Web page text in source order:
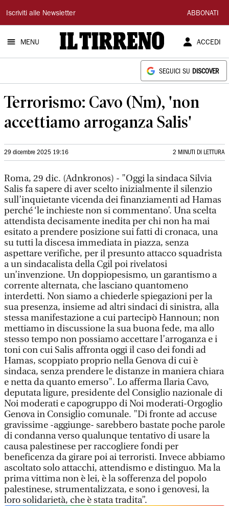
Il
Tirreno
Iscriviti alle Newsletter ABBONATI
MENU ACCEDI
SEGUICI SU DISCOVER
Terrorismo: Cavo (Nm), 'non
accettiamo arroganza Salis'
29 dicembre 2025 19:16 2 MINUTI DI LETTURA
Roma, 29 dic. (Adnkronos) - "Oggi la sindaca Silvia
Salis fa sapere di aver scelto inizialmente il silenzio
sull’inquietante vicenda dei finanziamenti ad Hamas
perché ‘le inchieste non si commentano’. Una scelta
attendista decisamente inedita per chi non ha mai
esitato a prendere posizione sui fatti di cronaca, una
su tutti la discesa immediata in piazza, senza
aspettare verifiche, per il presunto attacco squadrista
a un sindacalista della Cgil poi rivelatosi
un’invenzione. Un doppiopesismo, un garantismo a
corrente alternata, che lasciano quantomeno
interdetti. Non siamo a chiederle spiegazioni per la
sua presenza, insieme ad altri sindaci di sinistra, alla
stessa manifestazione a cui partecipò Hannoun; non
mettiamo in discussione la sua buona fede, ma allo
stesso tempo non possiamo accettare l’arroganza e i
toni con cui Salis affronta oggi il caso dei fondi ad
Hamas, scoppiato proprio nella Genova di cui è
sindaca, senza prendere le distanze in maniera chiara
e netta da quanto emerso". Lo afferma Ilaria Cavo,
deputata ligure, presidente del Consiglio nazionale di
Noi moderati e capogruppo di Noi moderati-Orgoglio
Genova in Consiglio comunale. "Di fronte ad accuse
gravissime -aggiunge- sarebbero bastate poche parole
di condanna verso qualunque tentativo di usare la
causa palestinese per raccogliere fondi per
beneficenza da girare poi ai terroristi. Invece abbiamo
ascoltato solo attacchi, attendismo e distinguo. Ma la
prima vittima non è lei, è la sofferenza del popolo
palestinese, strumentalizzata, e sono i genovesi, la
loro solidarietà, che è stata tradita”.